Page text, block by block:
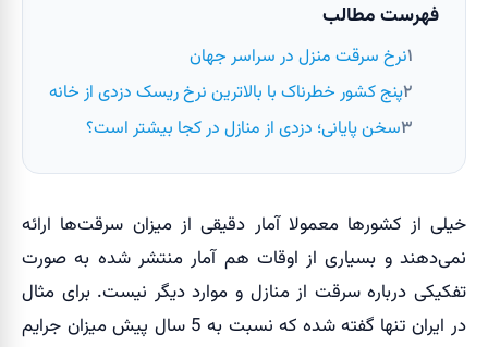
فهرست مطالب
نرخ سرقت منزل در سراسر جهان
پنج کشور خطرناک با بالاترین نرخ ریسک دزدی از خانه
سخن پایانی؛ دزدی از منازل در کجا بیشتر است؟
خیلی از کشورها معمولا آمار دقیقی از میزان سرقت‌ها ارائه
نمی‌دهند و بسیاری از اوقات هم آمار منتشر شده به صورت
تفکیکی درباره سرقت از منازل و موارد دیگر نیست. برای مثال
در ایران تنها گفته شده که نسبت به 5 سال پیش میزان جرایم